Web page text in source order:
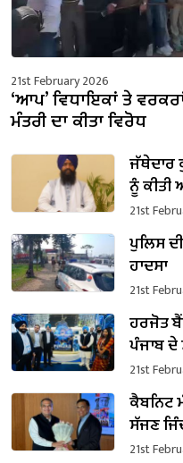
21st February 2026
‘ਆਪ’ ਵਿਧਾਇਕਾਂ ਤੇ
ਮੰਤਰੀ ਦਾ ਕੀਤਾ ਵਿਰੋਧ
ਜੱਥੇਦਾਰ
ਨੂੰ ਕੀਤੀ
21st
ਪੁਲਿਸ
ਹਾਦਸਾ
21st
ਹਰਜੋਤ
ਪੰਜਾਬ
ਨੂੰ
21st
ਕੈਬਨਿਟ
ਸੱਜਣ
₹1,500
21st